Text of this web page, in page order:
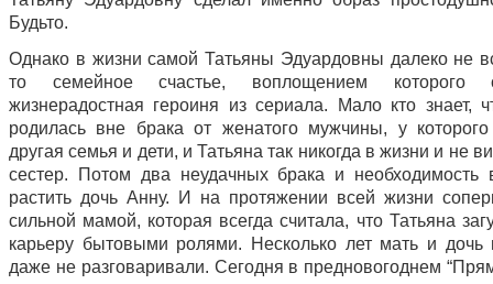
Будьто.
Однако в жизни самой Татьяны Эдуардовны далеко не
то семейное счастье, воплощением которого
жизнерадостная героиня из сериала. Мало кто знает,
родилась вне брака от женатого мужчины, у
другая семья и дети, и Татьяна так никогда в жизни и не
сестер. Потом два неудачных брака и необходимость
растить дочь Анну. И на протяжении всей жизни
сильной мамой, которая всегда считала, что Татьяна
карьеру бытовыми ролями. Несколько лет мать и дочь
даже не разговаривали. Сегодня в предновогоднем